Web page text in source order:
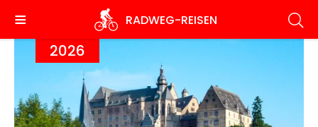
zum
Inhalt
RADWEG-REISEN
2026